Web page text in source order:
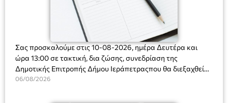
Σας προσκαλούμε στις 10-08-2026, ημέρα Δευτέρα και
ώρα 13:00 σε τακτική, δια ζώσης, συνεδρίαση της
Δημοτικής Επιτροπής Δήμου Ιεράπετραςπου θα διεξαχθεί
στο Δημοτικό Κατάστημα, Δημοκρατίας 31 στην αίθουσα
και λήψη αποφάσεων στα παρακάτω θέματα:
06/08/2026